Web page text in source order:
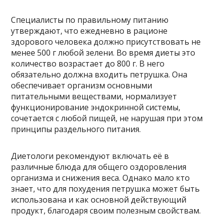
Специалисты по правильному питанию
утверждают, что ежедневно в рационе
здорового человека должно присутствовать не
менее 500 г любой зелени. Во время диеты это
количество возрастает до 800 г. В него
обязательно должна входить петрушка. Она
обеспечивает организм основными
питательными веществами, нормализует
функционирование эндокринной системы,
сочетается с любой пищей, не нарушая при этом
принципы раздельного питания.
Диетологи рекомендуют включать её в
различные блюда для общего оздоровления
организма и снижения веса. Однако мало кто
знает, что для похудения петрушка может быть
использована и как основной действующий
продукт, благодаря своим полезным свойствам.